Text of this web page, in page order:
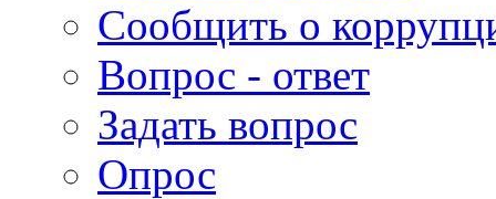
Сообщить о
Вопрос - ответ
Задать вопрос
Опрос